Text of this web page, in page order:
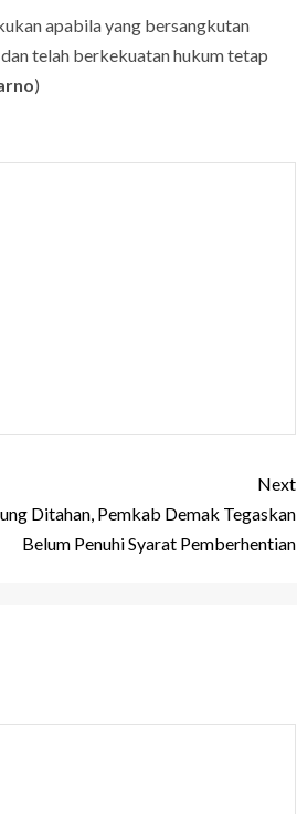
apabila yang bersangkutan
telah berkekuatan hukum tetap
)
Next
Ditahan, Pemkab Demak Tegaskan
Belum Penuhi Syarat Pemberhentian